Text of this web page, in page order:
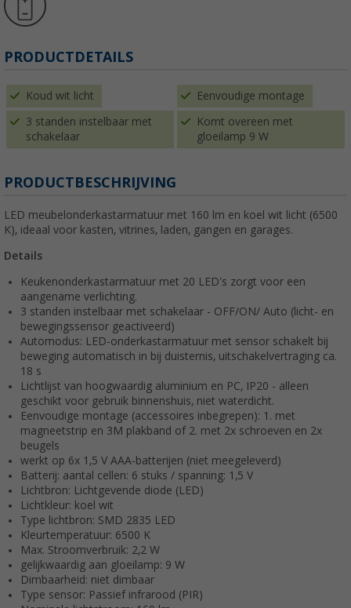
PRODUCTDETAILS
Koud wit licht Eenvoudige montage
3 standen instelbaar met
schakelaar
Komt overeen met
gloeilamp 9 W
PRODUCTBESCHRIJVING
LED meubelonderkastarmatuur met 160 lm en koel wit licht (6500
K), ideaal voor kasten, vitrines, laden, gangen en garages.
Details
Keukenonderkastarmatuur met 20 LED's zorgt voor een
aangename verlichting.
3 standen instelbaar met schakelaar - OFF/ON/ Auto (licht- en
bewegingssensor geactiveerd)
Automodus: LED-onderkastarmatuur met sensor schakelt bij
beweging automatisch in bij duisternis, uitschakelvertraging ca.
18 s
Lichtlijst van hoogwaardig aluminium en PC, IP20 - alleen
geschikt voor gebruik binnenshuis, niet waterdicht.
Eenvoudige montage (accessoires inbegrepen): 1. met
magneetstrip en 3M plakband of 2. met 2x schroeven en 2x
beugels
werkt op 6x 1,5 V AAA-batterijen (niet meegeleverd)
Batterij: aantal cellen: 6 stuks / spanning: 1,5 V
Lichtbron: Lichtgevende diode (LED)
Lichtkleur: koel wit
Type lichtbron: SMD 2835 LED
Kleurtemperatuur: 6500 K
Max. Stroomverbruik: 2,2 W
gelijkwaardig aan gloeilamp: 9 W
Dimbaarheid: niet dimbaar
Type sensor: Passief infrarood (PIR)